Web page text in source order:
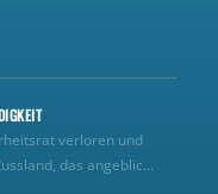
verloren und
das angeblic...